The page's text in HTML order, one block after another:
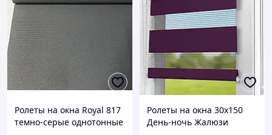
Ролеты на окна Royal 817
темно-серые однотонные
Ролеты на окна 30х150
День-ночь Жалюзи